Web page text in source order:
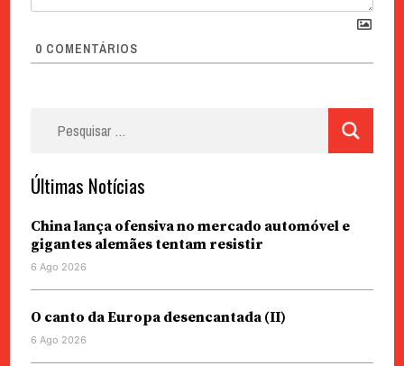
0 COMENTÁRIOS
Últimas Notícias
China lança ofensiva no mercado automóvel e
gigantes alemães tentam resistir
6 Ago 2026
O canto da Europa desencantada (II)
6 Ago 2026